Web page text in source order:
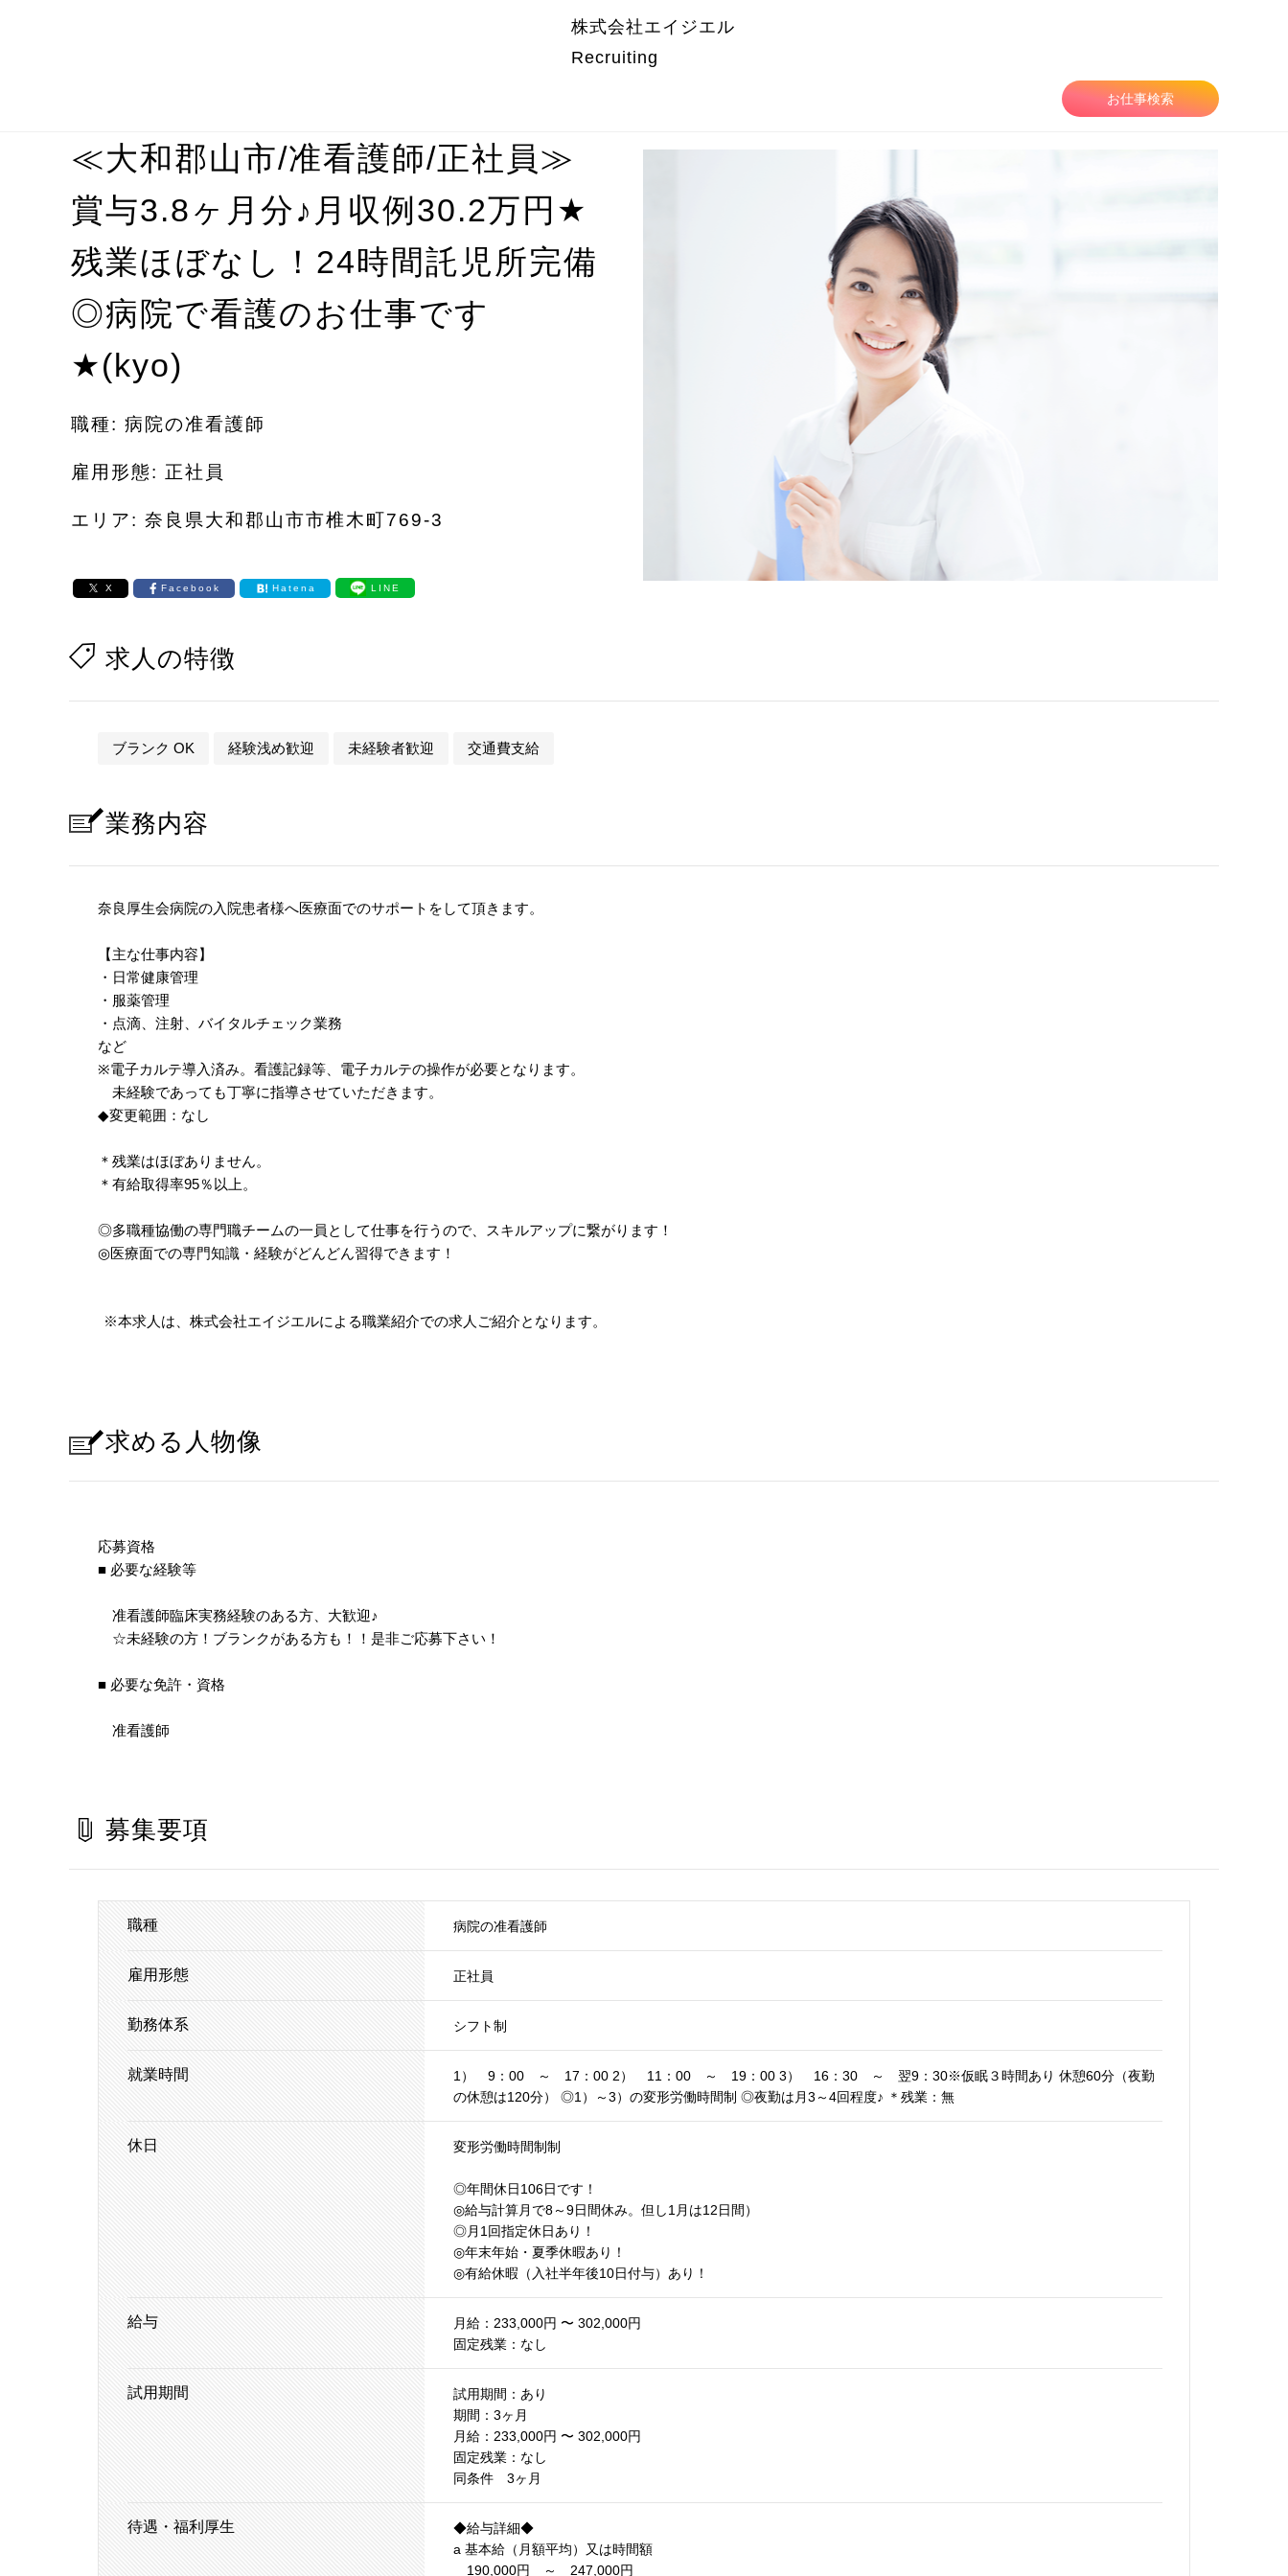
株式会社エイジエル
Recruiting
お仕事検索
≪大和郡山市/准看護師/正社員≫
賞与3.8ヶ月分♪ 月収例30.2万円 ★
残業ほぼなし！24時間託児所完備
◎病院で看護のお仕事です
★(kyo)
職種: 病院の准看護師
雇用形態: 正社員
エリア: 奈良県大和郡山市市椎木町769-3
X Facebook Hatena LINE
求人の特徴
ブランク OK 経験浅め歓迎 未経験者歓迎 交通費支給
業務内容
奈良厚生会病院の入院患者様へ医療面でのサポートをして頂きます。
【主な仕事内容】
・日常健康管理
・服薬管理
・点滴、注射、バイタルチェック業務
など
※電子カルテ導入済み。看護記録等、電子カルテの操作が必要となります。
未経験であっても丁寧に指導させていただきます。
◆変更範囲：なし
＊残業はほぼありません。
＊有給取得率95％以上。
◎多職種協働の専門職チームの一員として仕事を行うので、スキルアップに繋がります！
◎医療面での専門知識・経験がどんどん習得できます！
※本求人は、株式会社エイジエルによる職業紹介での求人ご紹介となります。
求める人物像
応募資格
■ 必要な経験等
准看護師臨床実務経験のある方、大歓迎♪
☆未経験の方！ブランクがある方も！！是非ご応募下さい！
■ 必要な免許・資格
准看護師
募集要項
職種 病院の准看護師
雇用形態 正社員
勤務体系 シフト制
就業時間
1） 9：00 ～ 17：00 2） 11：00 ～ 19：00 3） 16：30 ～ 翌9：30※仮眠３時間あり 休憩60分（夜勤
の休憩は120分） ◎1）～3）の変形労働時間制 ◎夜勤は月3～4回程度♪ ＊残業：無
休日 変形労働時間制制
◎年間休日106日です！
◎給与計算月で8～9日間休み。但し1月は12日間）
◎月1回指定休日あり！
◎年末年始・夏季休暇あり！
◎有給休暇（入社半年後10日付与）あり！
給与
月給：233,000円 〜 302,000円
固定残業：なし
試用期間
試用期間：あり
期間：3ヶ月
月給：233,000円 〜 302,000円
固定残業：なし
同条件 3ヶ月
待遇・福利厚生
◆給与詳細◆
a 基本給（月額平均）又は時間額
190,000円 ～ 247,000円